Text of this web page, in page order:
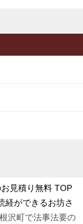
見積り無料 TOP
経ができるお坊さ
沢町で法事法要の